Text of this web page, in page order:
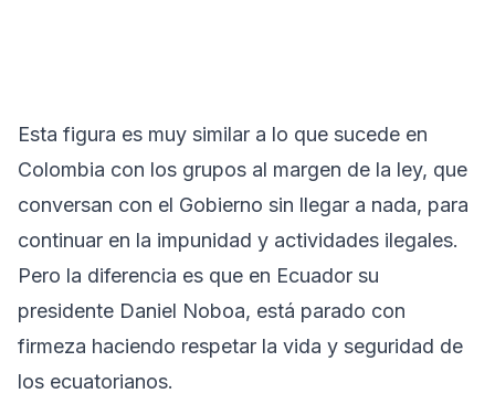
Esta figura es muy similar a lo que sucede en
Colombia con los grupos al margen de la ley, que
conversan con el Gobierno sin llegar a nada, para
continuar en la impunidad y actividades ilegales.
Pero la diferencia es que en Ecuador su
presidente Daniel Noboa, está parado con
firmeza haciendo respetar la vida y seguridad de
los ecuatorianos.